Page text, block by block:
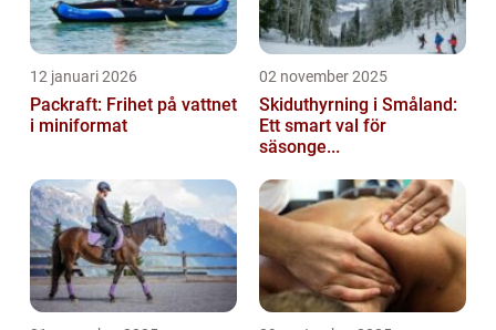
12 januari 2026
Packraft: Frihet på vattnet
i miniformat
02 november 2025
Skiduthyrning i Småland:
Ett smart val för
säsonge...